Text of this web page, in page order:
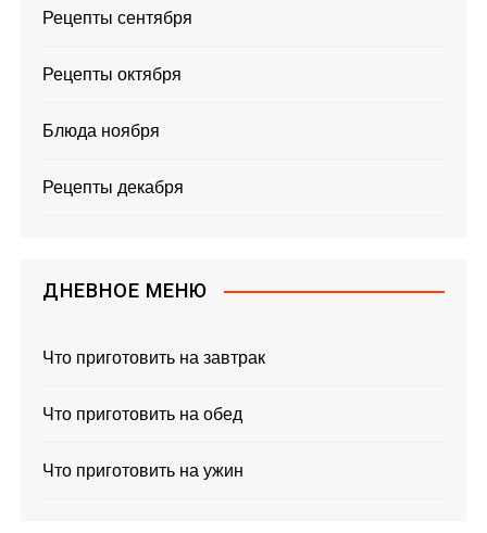
Рецепты сентября
Рецепты октября
Блюда ноября
Рецепты декабря
ДНЕВНОЕ МЕНЮ
Что приготовить на завтрак
Что приготовить на обед
Что приготовить на ужин